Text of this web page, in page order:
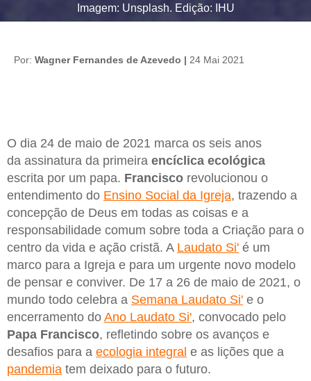
Imagem: Unsplash. Edição: IHU
Por: Wagner Fernandes de Azevedo | 24 Mai 2021
O dia 24 de maio de 2021 marca os seis anos
da assinatura da primeira encíclica ecológica
escrita por um papa. Francisco revolucionou o
entendimento do Ensino Social da Igreja, trazendo a
concepção de Deus em todas as coisas e a
responsabilidade comum sobre toda a Criação para o
centro da vida e ação cristã. A Laudato Si' é um
marco para a Igreja e para um urgente novo modelo
de pensar e conviver. De 17 a 26 de maio de 2021, o
mundo todo celebra a Semana Laudato Si' e o
encerramento do Ano Laudato Si', convocado pelo
Papa Francisco, refletindo sobre os avanços e
desafios para a ecologia integral e as lições que a
pandemia tem deixado para o futuro.